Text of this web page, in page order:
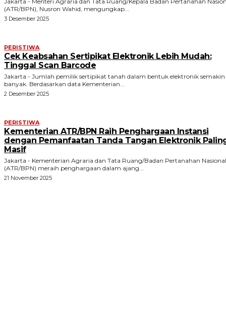
(ATR/BPN), Nusron Wahid, mengungkap...
3 Desember 2025
PERISTIWA
Cek Keabsahan Sertipikat Elektronik Lebih Mudah:
Tinggal Scan Barcode
Jakarta - Jumlah pemilik sertipikat tanah dalam bentuk elektronik semakin
banyak. Berdasarkan data Kementerian...
2 Desember 2025
PERISTIWA
Kementerian ATR/BPN Raih Penghargaan Instansi
dengan Pemanfaatan Tanda Tangan Elektronik
Masif
Jakarta - Kementerian Agraria dan Tata Ruang/Badan Pertanahan Nasional
(ATR/BPN) meraih penghargaan dalam ajang...
21 November 2025